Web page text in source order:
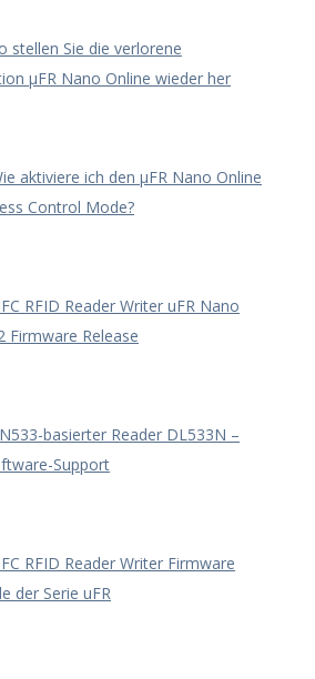
stellen Sie die verlorene
μFR Nano Online wieder her
aktiviere ich den μFR Nano Online
Control Mode?
RFID Reader Writer uFR Nano
Firmware Release
basierter Reader DL533N –
Support
RFID Reader Writer Firmware
der Serie uFR